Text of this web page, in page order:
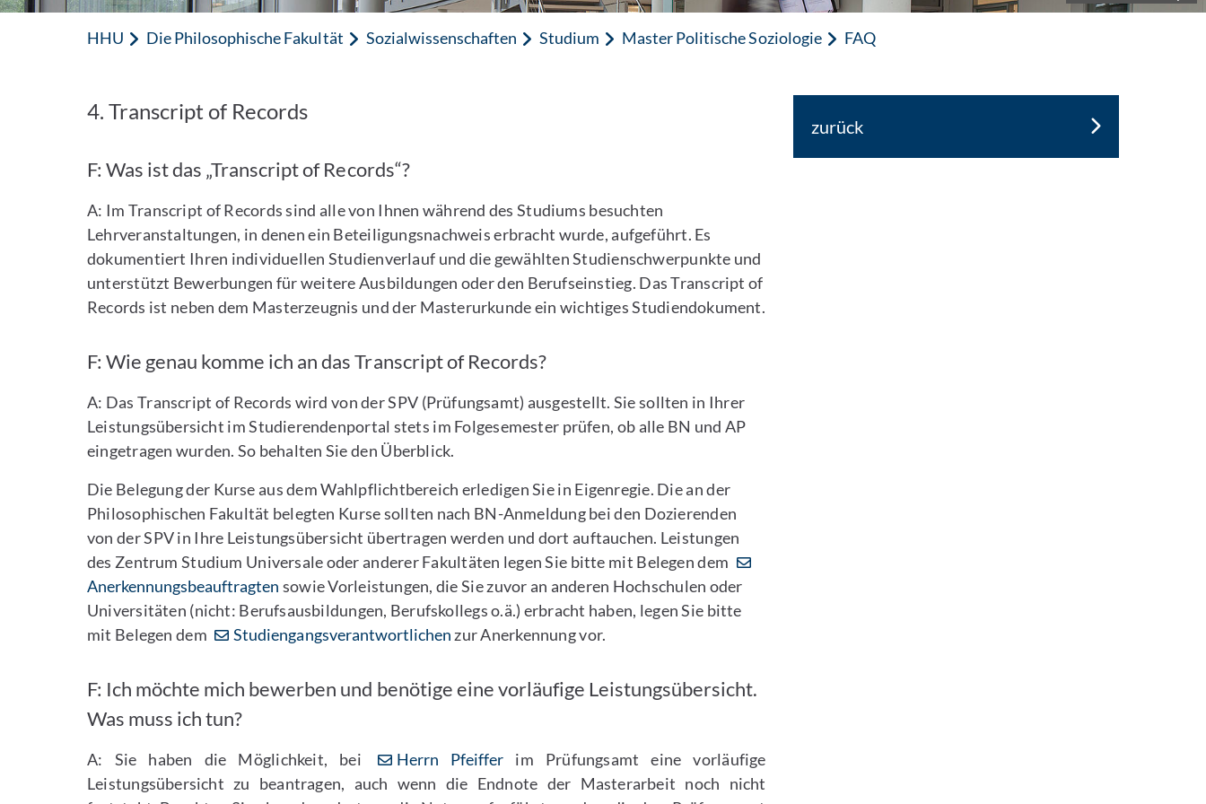
HHU Die Philosophische Fakultät Sozialwissenschaften Studium Master Politische Soziologie FAQ
4. Transcript of Records
F: Was ist das „Transcript of Records“?
A: Im Transcript of Records sind alle von Ihnen während des Studiums besuchten
Lehrveranstaltungen, in denen ein Beteiligungsnachweis erbracht wurde, aufgeführt. Es
dokumentiert Ihren individuellen Studienverlauf und die gewählten Studienschwerpunkte und
unterstützt Bewerbungen für weitere Ausbildungen oder den Berufseinstieg. Das Transcript of
Records ist neben dem Masterzeugnis und der Masterurkunde ein wichtiges Studiendokument.
F: Wie genau komme ich an das Transcript of Records?
A: Das Transcript of Records wird von der SPV (Prüfungsamt) ausgestellt. Sie sollten in Ihrer
Leistungsübersicht im Studierendenportal stets im Folgesemester prüfen, ob alle BN und AP
eingetragen wurden. So behalten Sie den Überblick.
Die Belegung der Kurse aus dem Wahlpflichtbereich erledigen Sie in Eigenregie. Die an der
Philosophischen Fakultät belegten Kurse sollten nach BN-Anmeldung bei den Dozierenden
von der SPV in Ihre Leistungsübersicht übertragen werden und dort auftauchen. Leistungen
des Zentrum Studium Universale oder anderer Fakultäten legen Sie bitte mit Belegen dem
Anerkennungsbeauftragten sowie Vorleistungen, die Sie zuvor an anderen Hochschulen oder
Universitäten (nicht: Berufsausbildungen, Berufskollegs o.ä.) erbracht haben, legen Sie bitte
mit Belegen dem
Studiengangsverantwortlichen zur Anerkennung vor.
F: Ich möchte mich bewerben und benötige eine vorläufige Leistungsübersicht.
Was muss ich tun?
A: Sie haben die Möglichkeit, bei Herrn Pfeiffer im Prüfungsamt eine vorläufige
Leistungsübersicht zu beantragen, auch wenn die Endnote der Masterarbeit noch nicht
zurück